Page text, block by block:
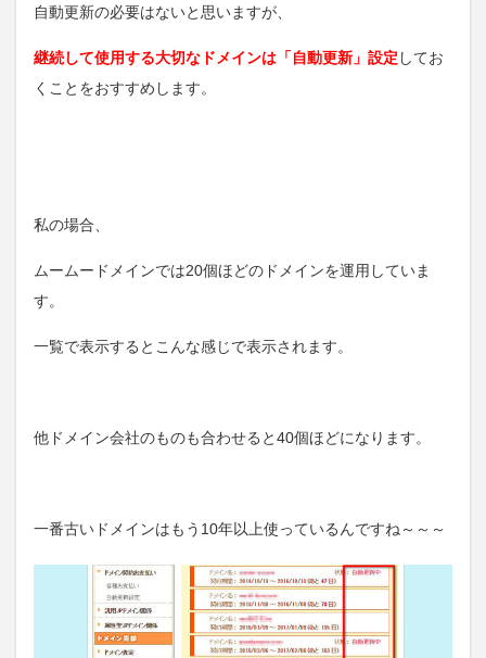
自動更新の必要はないと思いますが、
継続して使用する大切なドメインは「自動更新」設定 してお
くことをおすすめします。
私の場合、
ムームードメインでは20個ほどのドメインを運用していま
す。
一覧で表示するとこんな感じで表示されます。
他ドメイン会社のものも合わせると40個ほどになります。
一番古いドメインはもう10年以上使っているんですね～～～